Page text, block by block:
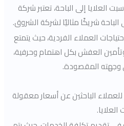
العلايا إلى الباحة، تعتبر شركة
شريكًا مثاليًا لشركة الشروق.
العملاء الفردية، حيث يتمتع
العفش بكل اهتمام وحرفية،
المقصودة.
للعملاء الباحثين عن أسعار معقولة